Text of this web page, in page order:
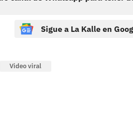
Sigue a La Kalle en
Video viral